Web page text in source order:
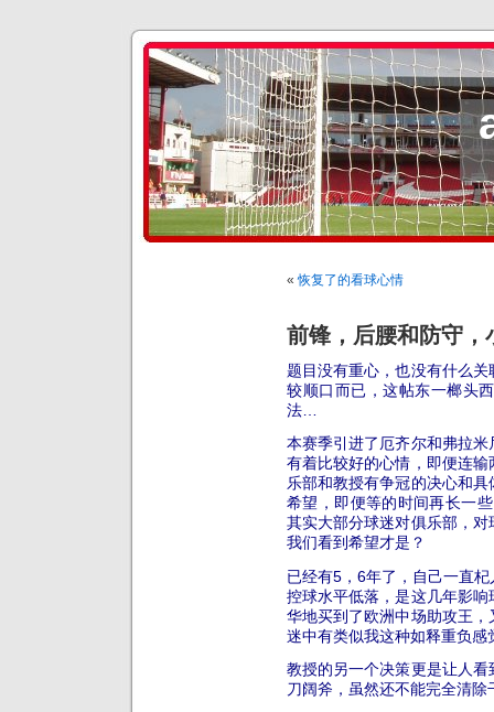
«恢复了的看球心情
前锋，后腰和防守，
题目没有重心，也没有什么
较顺口而已，这帖东一榔头
法…
本赛季引进了厄齐尔和弗拉
有着比较好的心情，即便连
乐部和教授有争冠的决心和
希望，即便等的时间再长一
其实大部分球迷对俱乐部，
我们看到希望才是？
已经有5，6年了，自己一直
控球水平低落，是这几年影
华地买到了欧洲中场助攻王
迷中有类似我这种如释重负
教授的另一个决策更是让人
刀阔斧，虽然还不能完全清